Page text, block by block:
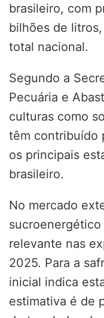
brasileiro, com
bilhões de
total nacional.
Segundo a
Pecuária e
culturas como
têm contribuído
os principais
brasileiro.
No mercado
relevante nas
2025. Para a
inicial indica
estimativa é de